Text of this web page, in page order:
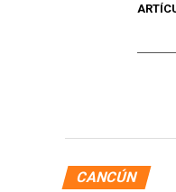
CANCÚN